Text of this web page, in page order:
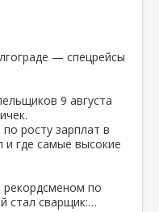
— спецрейсы
9 августа
росту зарплат в
и где самые высокие
рекордсменом по
стал сварщик:…